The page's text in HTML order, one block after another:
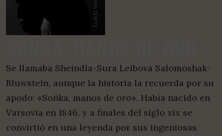
Se llamaba Sheindla-Sura Leibova Salomoshak-
Bluwstein, aunque la historia la recuerda por su
apodo: «Soñka, manos de oro». Había nacido en
Varsovia en 1846, y a finales del siglo xix se
convirtió en una leyenda por sus ingeniosas